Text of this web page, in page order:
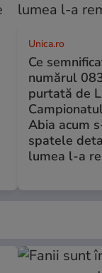
Unica.ro
Ce
numărul
purtată de
Abia acum
spatele
lumea l-a